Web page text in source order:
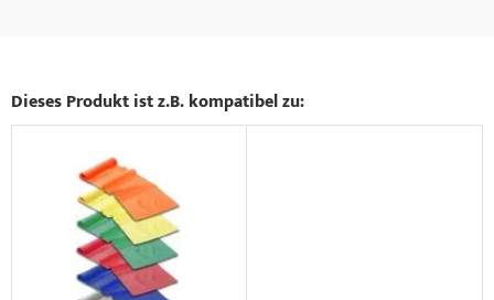
Dieses Produkt ist z.B. kompatibel zu: